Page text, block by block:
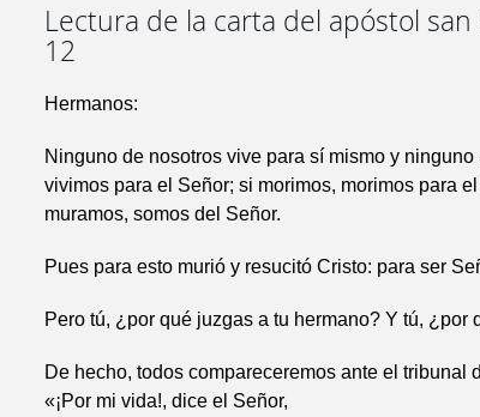
Lectura de la carta del apóstol san
12
Hermanos:
Ninguno de nosotros vive para sí mismo y
vivimos para el Señor; si morimos, morimos para
muramos, somos del Señor.
Pues para esto murió y resucitó Cristo: para ser
Pero tú, ¿por qué juzgas a tu hermano? Y tú, ¿por
De hecho, todos compareceremos ante el tribunal
«¡Por mi vida!, dice el Señor,